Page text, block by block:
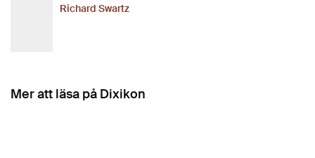
Richard Swartz
Mer att läsa på Dixikon